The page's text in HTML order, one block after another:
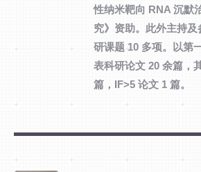
性纳米靶向 RNA 沉默
究》资助。此外主持
研课题 10 多项。以第
表科研论文 20 余篇，
篇，IF>5 论文 1 篇。